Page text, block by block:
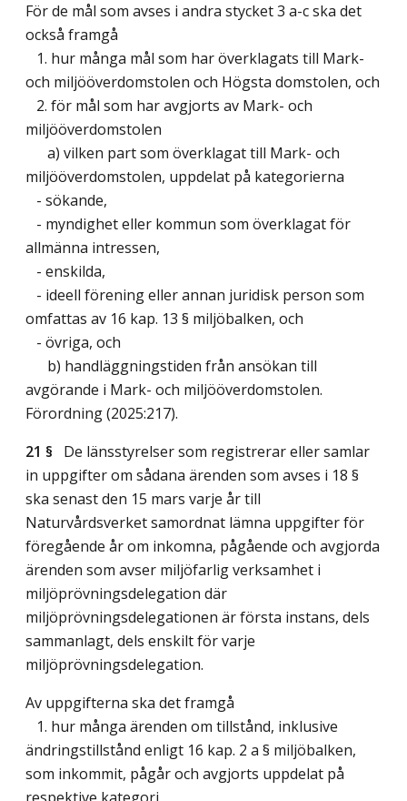
För de mål som avses i andra stycket 3 a-c ska det
också framgå
1. hur många mål som har överklagats till Mark-
och miljööverdomstolen och Högsta domstolen, och
2. för mål som har avgjorts av Mark- och
miljööverdomstolen
a) vilken part som överklagat till Mark- och
miljööverdomstolen, uppdelat på kategorierna
- sökande,
- myndighet eller kommun som överklagat för
allmänna intressen,
- enskilda,
- ideell förening eller annan juridisk person som
omfattas av 16 kap. 13 § miljöbalken, och
- övriga, och
b) handläggningstiden från ansökan till
avgörande i Mark- och miljööverdomstolen.
Förordning (2025:217).
21 § De länsstyrelser som registrerar eller samlar
in uppgifter om sådana ärenden som avses i 18 §
ska senast den 15 mars varje år till
Naturvårdsverket samordnat lämna uppgifter för
föregående år om inkomna, pågående och avgjorda
ärenden som avser miljöfarlig verksamhet i
miljöprövningsdelegation där
miljöprövningsdelegationen är första instans, dels
sammanlagt, dels enskilt för varje
miljöprövningsdelegation.
Av uppgifterna ska det framgå
1. hur många ärenden om tillstånd, inklusive
ändringstillstånd enligt 16 kap. 2 a § miljöbalken,
som inkommit, pågår och avgjorts uppdelat på